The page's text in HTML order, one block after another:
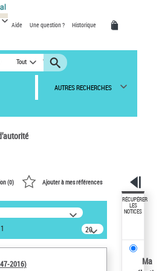
Aide Une question ? Historique
Tout
AUTRES RECHERCHES
les
2016)
(0) Ajouter à mes références
20
résultats/page
2016)
RÉCUPÉRER
LES
NOTICES
Ma